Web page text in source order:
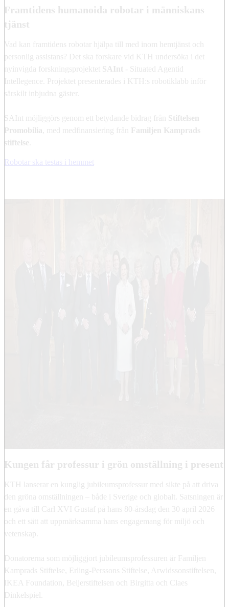
Framtidens humanoida robotar i människans
tjänst
Vad kan framtidens robotar hjälpa till med inom hemtjänst och
personlig assistans? Det ska forskare vid KTH undersöka i det
nyinvigda forskningsprojektet SAInt - Situated Agentid
Intellegence. Projektet presenterades i KTH:s robotiklabb inför
särskilt inbjudna gäster.
SAInt möjliggörs genom ett betydande bidrag från Stiftelsen
Promobilia , med medfinansiering från
Familjen Kamprads
stiftelse
Robotar ska testas i hemmet
Kungen får professur i grön omställning i present
KTH lanserar en kunglig jubileumsprofessur med sikte på att driva
den gröna omställningen – både i Sverige och globalt. Satsningen är
en gåva till Carl XVI Gustaf på hans 80-årsdag den 30 april 2026
och ett sätt att uppmärksamma hans engagemang för miljö och
vetenskap.
Donatorerna som möjliggjort jubileumsprofessuren är Familjen
Kamprads Stiftelse, Erling-Perssons Stiftelse, Arwidssonstiftelsen,
IKEA Foundation, Beijerstiftelsen och Birgitta och Claes
Dinkelspiel.